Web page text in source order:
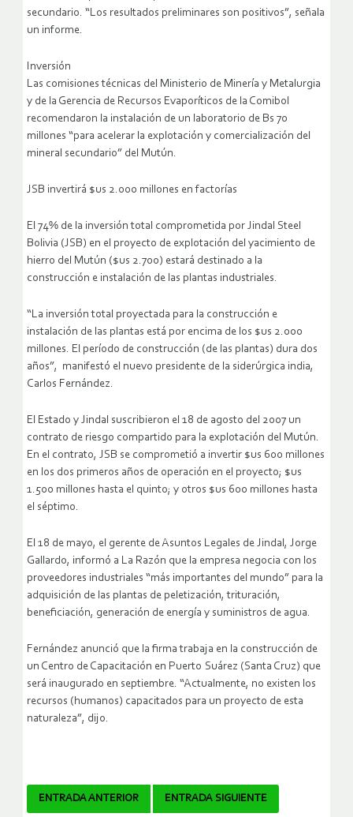
secundario. “Los resultados preliminares son positivos”, señala
un informe.
Inversión
Las comisiones técnicas del Ministerio de Minería y Metalurgia
y de la Gerencia de Recursos Evaporíticos de la Comibol
recomendaron la instalación de un laboratorio de Bs 70
millones “para acelerar la explotación y comercialización del
mineral secundario” del Mutún.
JSB invertirá $us 2.000 millones en factorías
El 74% de la inversión total comprometida por Jindal Steel
Bolivia (JSB) en el proyecto de explotación del yacimiento de
hierro del Mutún ($us 2.700) estará destinado a la
construcción e instalación de las plantas industriales.
“La inversión total proyectada para la construcción e
instalación de las plantas está por encima de los $us 2.000
millones. El período de construcción (de las plantas) dura dos
años”, manifestó el nuevo presidente de la siderúrgica india,
Carlos Fernández.
El Estado y Jindal suscribieron el 18 de agosto del 2007 un
contrato de riesgo compartido para la explotación del Mutún.
En el contrato, JSB se comprometió a invertir $us 600 millones
en los dos primeros años de operación en el proyecto; $us
1.500 millones hasta el quinto; y otros $us 600 millones hasta
el séptimo.
El 18 de mayo, el gerente de Asuntos Legales de Jindal, Jorge
Gallardo, informó a La Razón que la empresa negocia con los
proveedores industriales “más importantes del mundo” para la
adquisición de las plantas de peletización, trituración,
beneficiación, generación de energía y suministros de agua.
Fernández anunció que la firma trabaja en la construcción de
un Centro de Capacitación en Puerto Suárez (Santa Cruz) que
será inaugurado en septiembre. “Actualmente, no existen los
recursos (humanos) capacitados para un proyecto de esta
naturaleza”, dijo.
Navegador
ENTRADA ANTERIOR ENTRADA SIGUIENTE